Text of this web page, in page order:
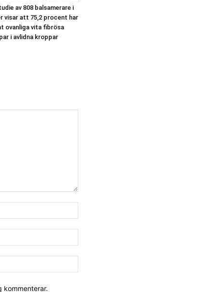
av 808 balsamerare i
visar att 75,2 procent har
ovanliga vita fibrösa
i avlidna kroppar
kommenterar.